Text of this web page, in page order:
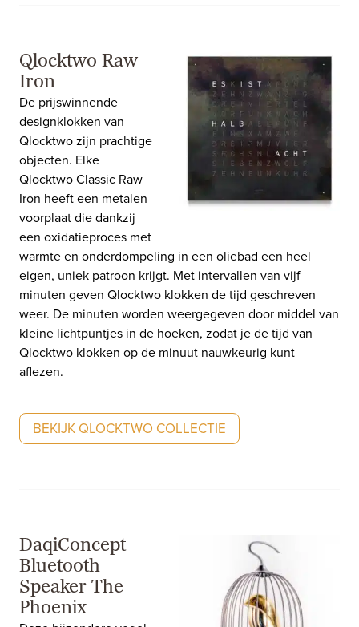
Qlocktwo Raw
Iron
De prijswinnende
designklokken van
Qlocktwo zijn prachtige
objecten. Elke
Qlocktwo Classic Raw
Iron heeft een metalen
voorplaat die dankzij
een oxidatieproces met
warmte en onderdompeling in een oliebad een heel
eigen, uniek patroon krijgt. Met intervallen van vijf
minuten geven Qlocktwo klokken de tijd geschreven
weer. De minuten worden weergegeven door middel van
kleine lichtpuntjes in de hoeken, zodat je de tijd van
Qlocktwo klokken op de minuut nauwkeurig kunt
aflezen.
BEKIJK QLOCKTWO COLLECTIE
DaqiConcept
Bluetooth
Speaker The
Phoenix